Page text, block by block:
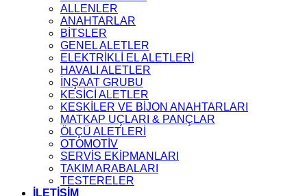
ALLENLER
ANAHTARLAR
BİTSLER
GENEL ALETLER
ELEKTRİKLİ EL ALETLERİ
HAVALI ALETLER
İNŞAAT GRUBU
KESİCİ ALETLER
KESKİLER VE BİJON ANAHTARLARI
MATKAP UÇLARI & PANÇLAR
ÖLÇÜ ALETLERİ
OTOMOTİV
SERVİS EKİPMANLARI
TAKIM ARABALARI
TESTERELER
İLETİŞİM